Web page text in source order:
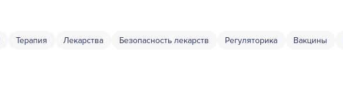
Терапия Лекарства Безопасность лекарств Регуляторика Вакцины